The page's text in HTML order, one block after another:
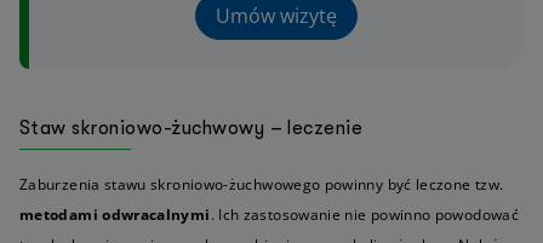
Umów wizytę
Staw skroniowo-żuchwowy – leczenie
Zaburzenia stawu skroniowo-żuchwowego powinny być leczone tzw.
metodami odwracalnymi. Ich zastosowanie nie powinno powodować